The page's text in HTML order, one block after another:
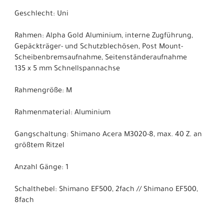
Geschlecht: Uni
Rahmen: Alpha Gold Aluminium, interne Zugführung,
Gepäckträger- und Schutzblechösen, Post Mount-
Scheibenbremsaufnahme, Seitenständeraufnahme
135 x 5 mm Schnellspannachse
Rahmengröße: M
Rahmenmaterial: Aluminium
Gangschaltung: Shimano Acera M3020-8, max. 40 Z. an
größtem Ritzel
Anzahl Gänge: 1
Schalthebel: Shimano EF500, 2fach // Shimano EF500,
8fach